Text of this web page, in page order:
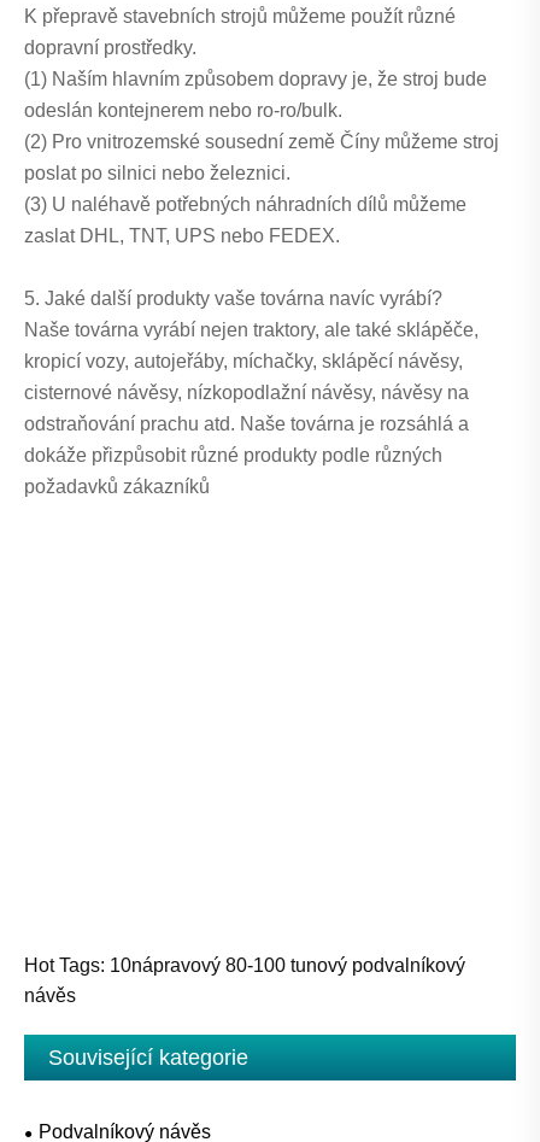
K přepravě stavebních strojů můžeme použít různé
dopravní prostředky.
(1) Naším hlavním způsobem dopravy je, že stroj bude
odeslán kontejnerem nebo ro-ro/bulk.
(2) Pro vnitrozemské sousední země Číny můžeme stroj
poslat po silnici nebo železnici.
(3) U naléhavě potřebných náhradních dílů můžeme
zaslat DHL, TNT, UPS nebo FEDEX.
5. Jaké další produkty vaše továrna navíc vyrábí?
Naše továrna vyrábí nejen traktory, ale také sklápěče,
kropicí vozy, autojeřáby, míchačky, sklápěcí návěsy,
cisternové návěsy, nízkopodlažní návěsy, návěsy na
odstraňování prachu atd. Naše továrna je rozsáhlá a
dokáže přizpůsobit různé produkty podle různých
požadavků zákazníků
Hot Tags: 10nápravový 80-100 tunový podvalníkový
návěs
Související kategorie
Podvalníkový návěs